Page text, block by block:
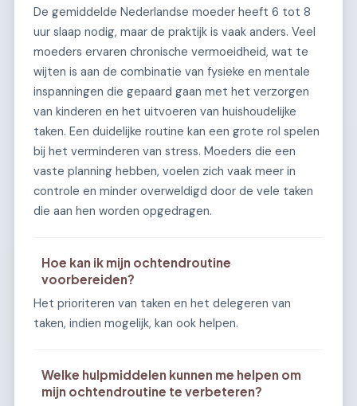
De gemiddelde Nederlandse moeder heeft 6 tot 8
uur slaap nodig, maar de praktijk is vaak anders. Veel
moeders ervaren chronische vermoeidheid, wat te
wijten is aan de combinatie van fysieke en mentale
inspanningen die gepaard gaan met het verzorgen
van kinderen en het uitvoeren van huishoudelijke
taken. Een duidelijke routine kan een grote rol spelen
bij het verminderen van stress. Moeders die een
vaste planning hebben, voelen zich vaak meer in
controle en minder overweldigd door de vele taken
die aan hen worden opgedragen.
Hoe kan ik mijn ochtendroutine
voorbereiden?
Het prioriteren van taken en het delegeren van
taken, indien mogelijk, kan ook helpen.
Welke hulpmiddelen kunnen me helpen om
mijn ochtendroutine te verbeteren?